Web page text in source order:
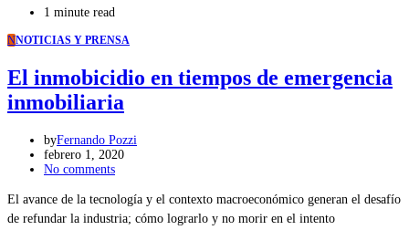
1 minute read
NNOTICIAS Y PRENSA
El inmobicidio en tiempos de emergencia
inmobiliaria
byFernando Pozzi
febrero 1, 2020
No comments
El avance de la tecnología y el contexto macroeconómico generan el desafío
de refundar la industria; cómo lograrlo y no morir en el intento